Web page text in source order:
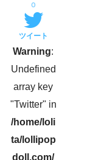
ツイート
Warning:
Undefined
array key
"Twitter" in
/home/loli
ta/lollipop
doll.com/
0